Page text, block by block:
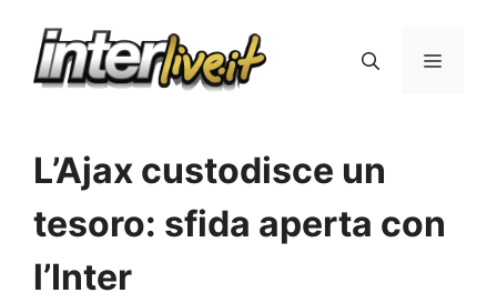
Menu
L’Ajax custodisce un
tesoro: sfida aperta con
l’Inter